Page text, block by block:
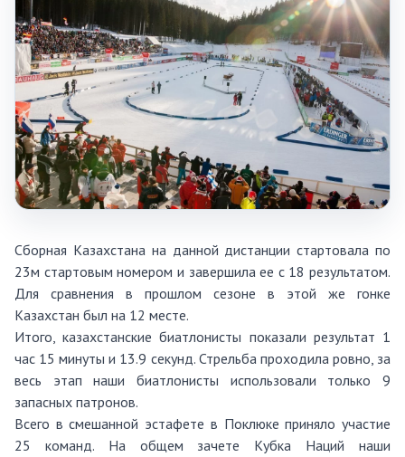
Сборная Казахстана на данной дистанции стартовала по
23м стартовым номером и завершила ее с 18 результатом.
Для сравнения в прошлом сезоне в этой же гонке
Казахстан был на 12 месте.
Итого, казахстанские биатлонисты показали результат 1
час 15 минуты и 13.9 секунд. Стрельба проходила ровно, за
весь этап наши биатлонисты использовали только 9
запасных патронов.
Всего в смешанной эстафете в Поклюке приняло участие
25 команд. На общем зачете Кубка Наций наши